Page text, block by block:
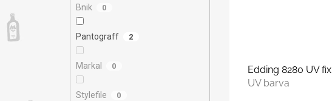
Bnik 0
Pantograff 2
Markal 0
Stylefile 0
Edding 8280 UV fix
UV barva